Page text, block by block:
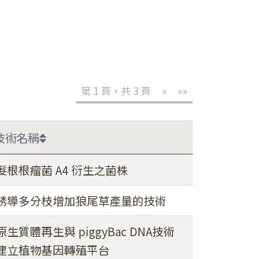
第 1 頁，共 3 頁 » »»
術名稱
根根瘤菌 A4 衍生之菌株
導多分枝增加狼尾草產量的技術
生質體再生與 piggyBac DNA技術
立植物基因轉殖平台